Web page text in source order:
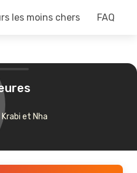
les moins chers FAQ
et Nha